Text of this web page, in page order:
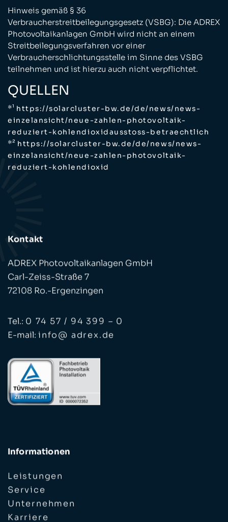
Hinweis gemäß § 36
Verbraucherstreitbeilegungsgesetz (VSBG): Die ADREX
Photovoltaikanlagen GmbH wird nicht an einem
Streitbeilegungsverfahren vor einer
Verbraucherschlichtungsstelle im Sinne des VSBG
teilnehmen und ist hierzu auch nicht verpflichtet.
QUELLEN
*¹ https://solarcluster-bw.de/de/news/news-
einzelansicht/neue-zahlen-photovoltaik-
reduziert-kohlendioxidausstoss-betraechtlich
*² https://solarcluster-bw.de/de/news/news-
einzelansicht/neue-zahlen-photovoltaik-
reduziert-kohlendioxid
Kontakt
ADREX Photovoltaikanlagen GmbH
Carl-Zeiss-Straße 7
72108 Ro.-Ergenzingen
Tel.: 0 74 57 / 94 399 – 0
E-mail: info@ adrex.de
Informationen
Leistungen
Service
Unternehmen
Karriere